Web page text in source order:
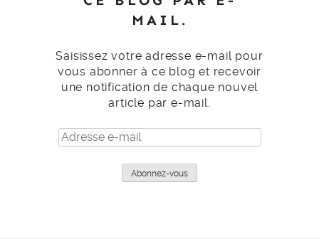
MAIL.
Saisissez votre adresse e-mail pour
vous abonner à ce blog et recevoir
une notification de chaque nouvel
article par e-mail.
Adresse
e-
Abonnez-vous